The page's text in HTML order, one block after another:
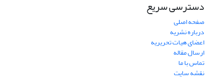
دسترسی سریع
صفحه اصلی
درباره نشریه
اعضای هیات تحریریه
ارسال مقاله
تماس با ما
نقشه سایت